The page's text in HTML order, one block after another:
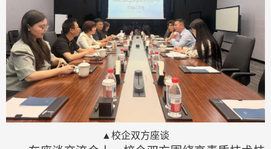
▲校企双方座谈